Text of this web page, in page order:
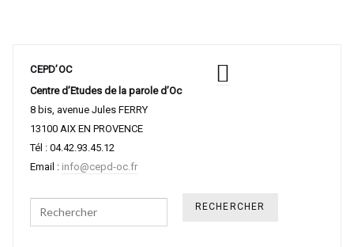
CEPD’OC
Centre d’Etudes de la parole d’Oc
8 bis, avenue Jules FERRY
13100 AIX EN PROVENCE
Tél : 04.42.93.45.12
Email : info@cepd-oc.fr
Search